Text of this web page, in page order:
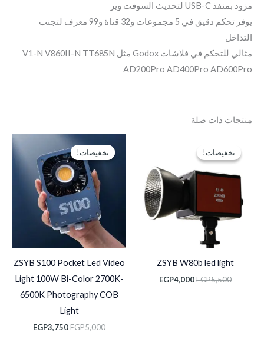
مزود بمنفذ USB-C لتحديث السوفت وير
يوفر تحكم دقيق في 5 مجموعات و32 قناة و99 معرف لتجنب
التداخل
مثالي للتحكم في فلاشات Godox مثل V1-N V860II-N TT685N
AD200Pro AD400Pro AD600Pro
منتجات ذات صلة
تخفيضات!
تخفيضات!
ZSYB W80b led light
EGP5,500
EGP5,500.
EGP4,000
EGP4,000.
تخفيضات!
تخفيضات!
ZSYB S100 Pocket Led Video
Light 100W Bi-Color 2700K-
6500K Photography COB
Light
EGP5,000
الأصلي
هو:
EGP5,000.
EGP3,750
الحالي